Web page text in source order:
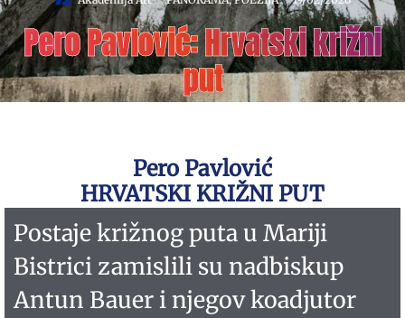
Pero Pavlović: Hrvatski križni
put
Pero Pavlović
HRVATSKI KRIŽNI PUT
Postaje križnog puta u Mariji
Bistrici zamislili su nadbiskup
Antun Bauer i njegov koadjutor